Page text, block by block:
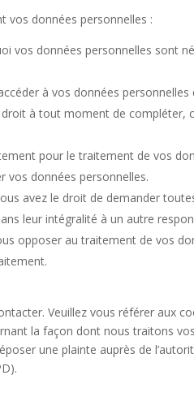
vos données personnelles :
vos données personnelles sont
à vos données
à tout moment de compléter,
pour le traitement de vos
vos données personnelles.
avez le droit de demander
leur intégralité à un autre
opposer au traitement de vos
Veuillez vous référer aux
la façon dont nous traitons
une plainte auprès de